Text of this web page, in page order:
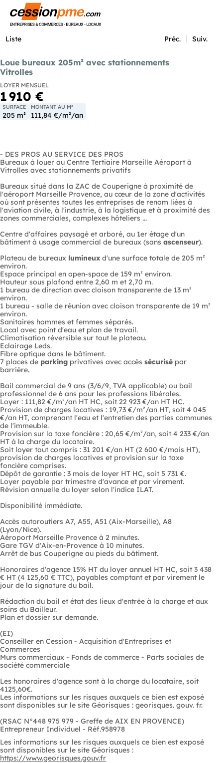
Liste Préc. Suiv.
Loue bureaux 205m² avec stationnements
Vitrolles
LOYER MENSUEL
1 910 €
SURFACE
205 m²
MONTANT AU M²
111,84 €/m²/an
- DES PROS AU SERVICE DES PROS
Bureaux à louer au Centre Tertiaire Marseille Aéroport à
Vitrolles avec stationnements privatifs
Bureaux situé dans la ZAC de Couperigne à proximité de
l'aéroport Marseille Provence, au cœur de la zone d'activités
où sont présentes toutes les entreprises de renom liées à
l'aviation civile, à l'industrie, à la logistique et à proximité des
zones commerciales, complexes hôteliers ...
Centre d'affaires paysagé et arboré, au 1er étage d'un
bâtiment à usage commercial de bureaux (sans ascenseur).
Plateau de bureaux lumineux d'une surface totale de 205 m²
environ.
Espace principal en open-space de 159 m² environ.
Hauteur sous plafond entre 2,60 m et 2,70 m.
1 bureau de direction avec cloison transparente de 13 m²
environ.
1 bureau - salle de réunion avec cloison transparente de 19 m²
environ.
Sanitaires hommes et femmes séparés.
Local avec point d'eau et plan de travail.
Climatisation réversible sur tout le plateau.
Eclairage Leds.
Fibre optique dans le bâtiment.
7 places de parking privatives avec accès sécurisé par
barrière.
Bail commercial de 9 ans (3/6/9, TVA applicable) ou bail
professionnel de 6 ans pour les professions libérales.
Loyer : 111,82 €/m²/an HT HC, soit 22 923 €/an HT HC.
Provision de charges locatives : 19,73 €/m²/an HT, soit 4 045
€/an HT, comprenant l'eau et l'entretien des parties communes
de l'immeuble.
Provision sur la taxe foncière : 20,65 €/m²/an, soit 4 233 €/an
HT à la charge du locataire.
Soit loyer tout compris : 31 201 €/an HT (2 600 €/mois HT),
provision de charges locatives et provision sur la taxe
foncière comprises.
Dépôt de garantie : 3 mois de loyer HT HC, soit 5 731 €.
Loyer payable par trimestre d'avance et par virement.
Révision annuelle du loyer selon l'indice ILAT.
Disponibilité immédiate.
Accès autoroutiers A7, A55, A51 (Aix-Marseille), A8
(Lyon/Nice).
Aéroport Marseille Provence à 2 minutes.
Gare TGV d'Aix-en-Provence à 10 minutes.
Arrêt de bus Couperigne au pieds du bâtiment.
Honoraires d'agence 15% HT du loyer annuel HT HC, soit 3 438
€ HT (4 125,60 € TTC), payables comptant et par virement le
jour de la signature du bail.
Rédaction du bail et état des lieux d'entrée à la charge et aux
soins du Bailleur.
Plan et dossier sur demande.
(EI)
Conseiller en Cession - Acquisition d'Entreprises et
Commerces
Murs commerciaux - Fonds de commerce - Parts sociales de
société commerciale
Les honoraires d'agence sont à la charge du locataire, soit
4125,60€.
Les informations sur les risques auxquels ce bien est exposé
sont disponibles sur le site Géorisques : georisques. gouv. fr.
(RSAC N°448 975 979 - Greffe de AIX EN PROVENCE)
Entrepreneur Individuel - Réf.958978
Les informations sur les risques auxquels ce bien est exposé
sont disponibles sur le site Géorisques :
https://www.georisques.gouv.fr